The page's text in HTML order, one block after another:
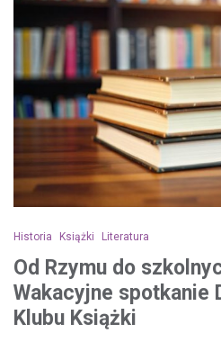
Historia Książki Literatura
Od Rzymu do
Wakacyjne spotkanie
Klubu Książki